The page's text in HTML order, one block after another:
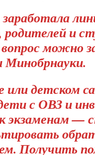
и
можно
детском
с ОВЗ и
к экзаменам —
Получить